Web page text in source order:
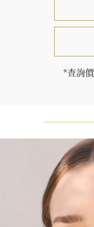
*查詢
石皆與
重量和
疑問，